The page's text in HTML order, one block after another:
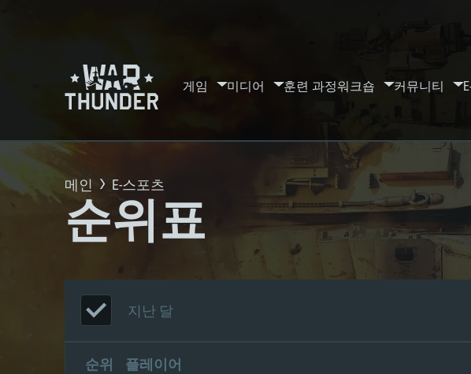
게임 미디어 훈련 과정워크숍 커뮤니티
메인 E-스포츠
순위표
지난 달
순위 플레이어